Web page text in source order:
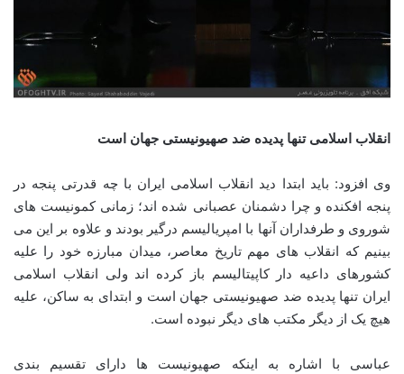
انقلاب اسلامی تنها پدیده ضد صهیونیستی جهان است
وی افزود: باید ابتدا دید انقلاب اسلامی ایران با چه قدرتی پنجه در
پنجه افکنده و چرا دشمنان عصبانی شده اند؛ زمانی کمونیست های
شوروی و طرفداران آنها با امپریالیسم درگیر بودند و علاوه بر این می
بینیم که انقلاب های مهم تاریخ معاصر، میدان مبارزه خود را علیه
کشورهای داعیه دار کاپیتالیسم باز کرده اند ولی انقلاب اسلامی
ایران تنها پدیده ضد صهیونیستی جهان است و ابتدای به ساکن، علیه
هیچ یک از دیگر مکتب های دیگر نبوده است.
عباسی با اشاره به اینکه صهیونیست ها دارای تقسیم بندی